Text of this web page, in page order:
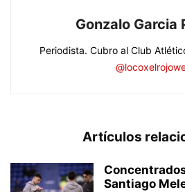
Gonzalo Garcia
Periodista. Cubro al Club
Artículos
Santiago